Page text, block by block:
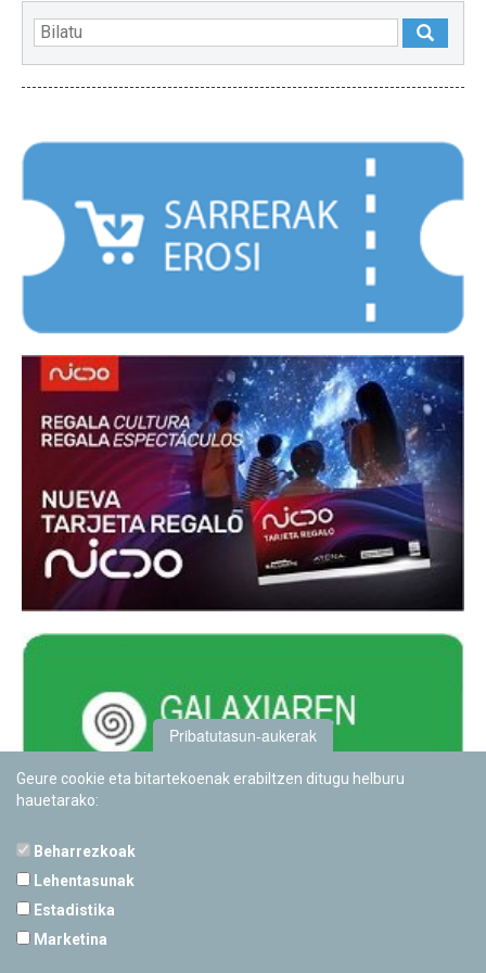
Pribatutasun-aukerak
Geure cookie eta bitartekoenak erabiltzen ditugu helburu
hauetarako:
Beharrezkoak
Lehentasunak
Estadistika
Marketina